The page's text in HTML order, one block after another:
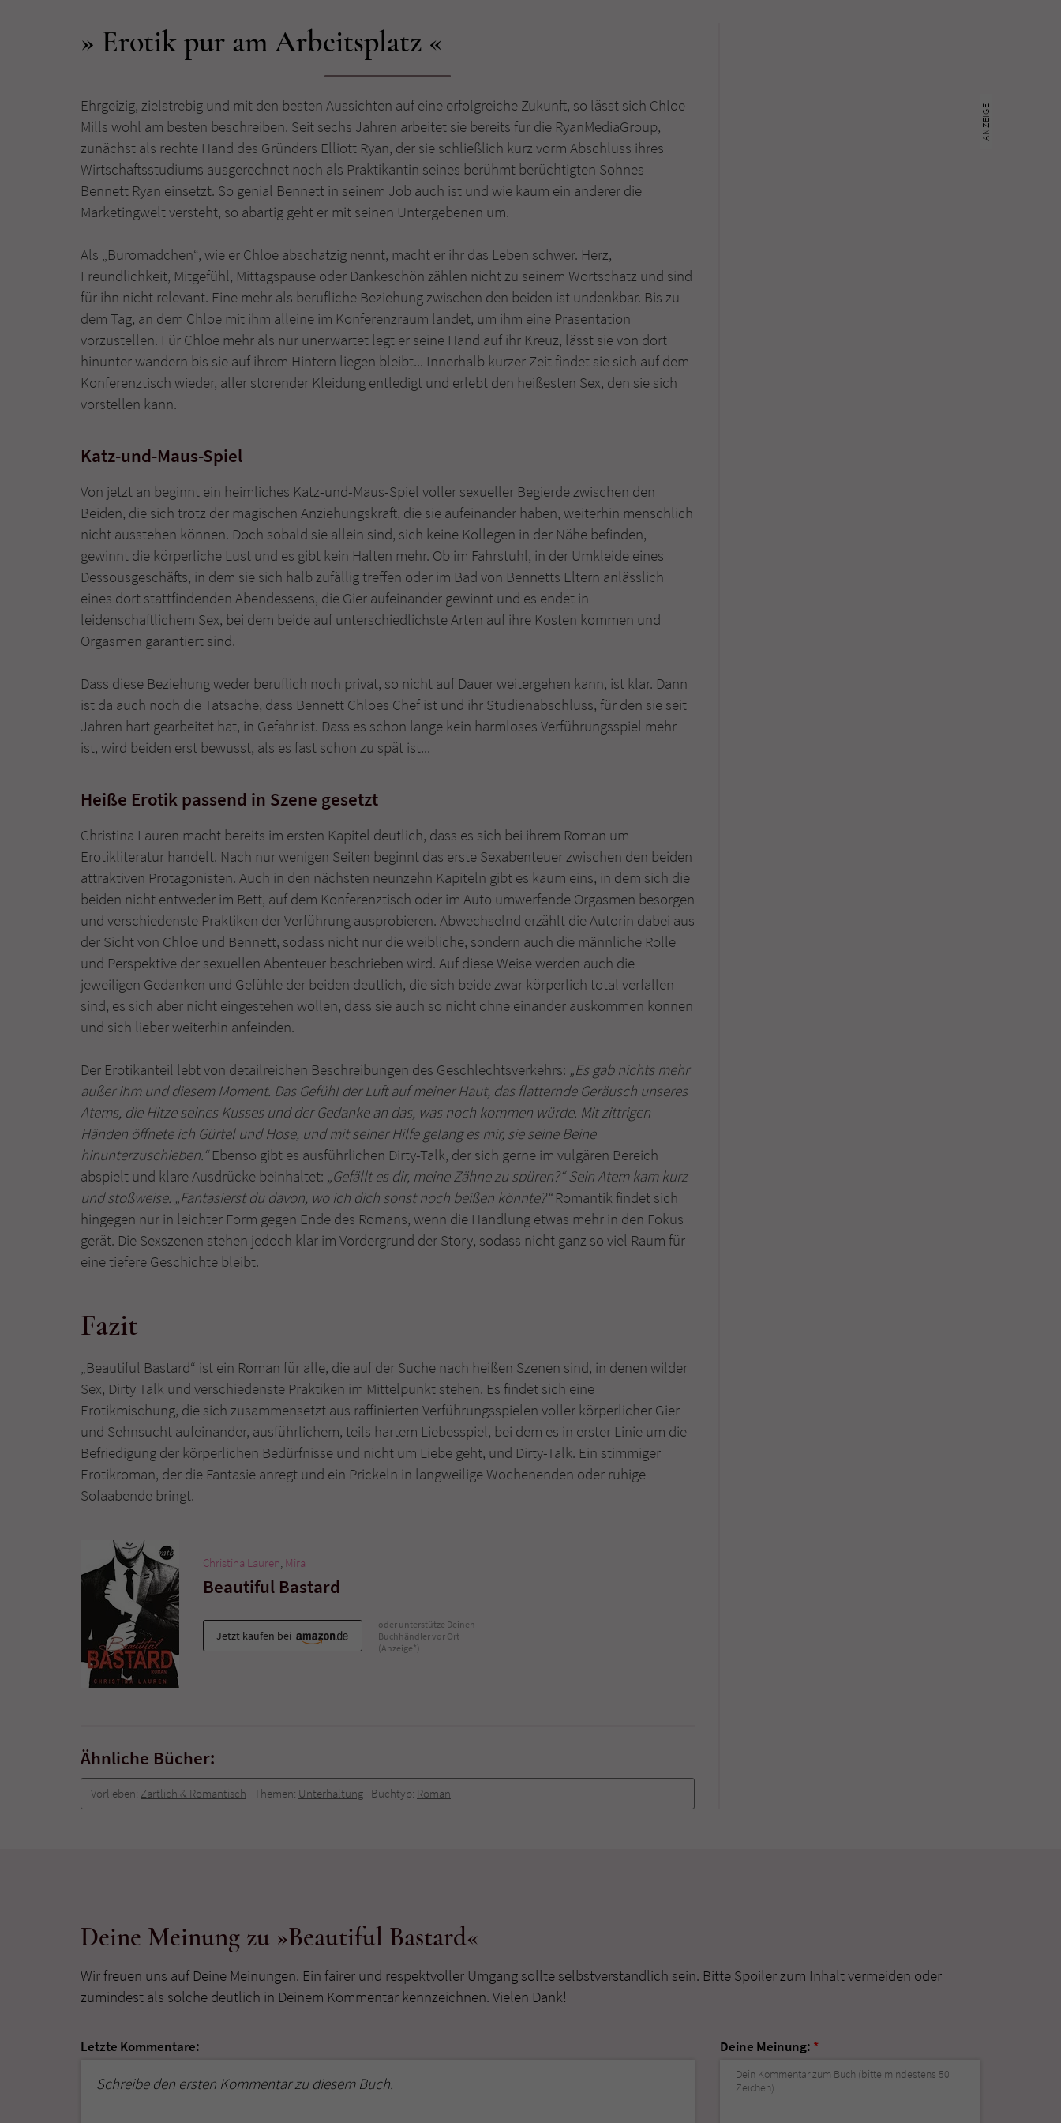
Erotik pur am Arbeitsplatz
Ehrgeizig, zielstrebig und mit den besten Aussichten auf eine erfolgreiche Zukunft, so lässt sich Chloe
Mills wohl am besten beschreiben. Seit sechs Jahren arbeitet sie bereits für die RyanMediaGroup,
zunächst als rechte Hand des Gründers Elliott Ryan, der sie schließlich kurz vorm Abschluss ihres
Wirtschaftsstudiums ausgerechnet noch als Praktikantin seines berühmt berüchtigten Sohnes
Bennett Ryan einsetzt. So genial Bennett in seinem Job auch ist und wie kaum ein anderer die
Marketingwelt versteht, so abartig geht er mit seinen Untergebenen um.
Als „Büromädchen“, wie er Chloe abschätzig nennt, macht er ihr das Leben schwer. Herz,
Freundlichkeit, Mitgefühl, Mittagspause oder Dankeschön zählen nicht zu seinem Wortschatz und sind
für ihn nicht relevant. Eine mehr als berufliche Beziehung zwischen den beiden ist undenkbar. Bis zu
dem Tag, an dem Chloe mit ihm alleine im Konferenzraum landet, um ihm eine Präsentation
vorzustellen. Für Chloe mehr als nur unerwartet legt er seine Hand auf ihr Kreuz, lässt sie von dort
hinunter wandern bis sie auf ihrem Hintern liegen bleibt... Innerhalb kurzer Zeit findet sie sich auf dem
Konferenztisch wieder, aller störender Kleidung entledigt und erlebt den heißesten Sex, den sie sich
vorstellen kann.
Katz-und-Maus-Spiel
Von jetzt an beginnt ein heimliches Katz-und-Maus-Spiel voller sexueller Begierde zwischen den
Beiden, die sich trotz der magischen Anziehungskraft, die sie aufeinander haben, weiterhin menschlich
nicht ausstehen können. Doch sobald sie allein sind, sich keine Kollegen in der Nähe befinden,
gewinnt die körperliche Lust und es gibt kein Halten mehr. Ob im Fahrstuhl, in der Umkleide eines
Dessousgeschäfts, in dem sie sich halb zufällig treffen oder im Bad von Bennetts Eltern anlässlich
eines dort stattfindenden Abendessens, die Gier aufeinander gewinnt und es endet in
leidenschaftlichem Sex, bei dem beide auf unterschiedlichste Arten auf ihre Kosten kommen und
Orgasmen garantiert sind.
Dass diese Beziehung weder beruflich noch privat, so nicht auf Dauer weitergehen kann, ist klar. Dann
ist da auch noch die Tatsache, dass Bennett Chloes Chef ist und ihr Studienabschluss, für den sie seit
Jahren hart gearbeitet hat, in Gefahr ist. Dass es schon lange kein harmloses Verführungsspiel mehr
ist, wird beiden erst bewusst, als es fast schon zu spät ist...
Heiße Erotik passend in Szene gesetzt
Christina Lauren macht bereits im ersten Kapitel deutlich, dass es sich bei ihrem Roman um
Erotikliteratur handelt. Nach nur wenigen Seiten beginnt das erste Sexabenteuer zwischen den beiden
attraktiven Protagonisten. Auch in den nächsten neunzehn Kapiteln gibt es kaum eins, in dem sich die
beiden nicht entweder im Bett, auf dem Konferenztisch oder im Auto umwerfende Orgasmen besorgen
und verschiedenste Praktiken der Verführung ausprobieren. Abwechselnd erzählt die Autorin dabei aus
der Sicht von Chloe und Bennett, sodass nicht nur die weibliche, sondern auch die männliche Rolle
und Perspektive der sexuellen Abenteuer beschrieben wird. Auf diese Weise werden auch die
jeweiligen Gedanken und Gefühle der beiden deutlich, die sich beide zwar körperlich total verfallen
sind, es sich aber nicht eingestehen wollen, dass sie auch so nicht ohne einander auskommen können
und sich lieber weiterhin anfeinden.
Der Erotikanteil lebt von detailreichen Beschreibungen des Geschlechtsverkehrs: „Es gab nichts mehr
außer ihm und diesem Moment. Das Gefühl der Luft auf meiner Haut, das flatternde Geräusch unseres
Atems, die Hitze seines Kusses und der Gedanke an das, was noch kommen würde. Mit zittrigen
Händen öffnete ich Gürtel und Hose, und mit seiner Hilfe gelang es mir, sie seine Beine
hinunterzuschieben.“Ebenso gibt es ausführlichen Dirty-Talk, der sich gerne im vulgären Bereich
abspielt und klare Ausdrücke beinhaltet: „Gefällt es dir, meine Zähne zu spüren?“ Sein Atem kam kurz
und stoßweise. „Fantasierst du davon, wo ich dich sonst noch beißen könnte?“Romantik findet sich
hingegen nur in leichter Form gegen Ende des Romans, wenn die Handlung etwas mehr in den Fokus
gerät. Die Sexszenen stehen jedoch klar im Vordergrund der Story, sodass nicht ganz so viel Raum für
eine tiefere Geschichte bleibt.
Fazit
„Beautiful Bastard“ ist ein Roman für alle, die auf der Suche nach heißen Szenen sind, in denen wilder
Sex, Dirty Talk und verschiedenste Praktiken im Mittelpunkt stehen. Es findet sich eine
Erotikmischung, die sich zusammensetzt aus raffinierten Verführungsspielen voller körperlicher Gier
und Sehnsucht aufeinander, ausführlichem, teils hartem Liebesspiel, bei dem es in erster Linie um die
Befriedigung der körperlichen Bedürfnisse und nicht um Liebe geht, und Dirty-Talk. Ein stimmiger
Erotikroman, der die Fantasie anregt und ein Prickeln in langweilige Wochenenden oder ruhige
Sofaabende bringt.
Christina Lauren, Mira
Beautiful Bastard
Jetzt kaufen bei
oder unterstütze Deinen
Buchhändler vor Ort
(Anzeige*)
Ähnliche Bücher:
Vorlieben: Zärtlich & Romantisch Themen: Unterhaltung Buchtyp: Roman
Deine Meinung zu »Beautiful Bastard«
Wir freuen uns auf Deine Meinungen. Ein fairer und respektvoller Umgang sollte selbstverständlich sein. Bitte Spoiler zum Inhalt vermeiden oder
zumindest als solche deutlich in Deinem Kommentar kennzeichnen. Vielen Dank!
Letzte Kommentare:
Schreibe den ersten Kommentar zu diesem Buch.
Deine Meinung: *
Name
Anbieter
Laufzeit 1 Jahr
Zweck Cookie für Kommentare einzelner Buchtitel
Name fe_typo_user
Laufzeit Session
Zweck
Dieses Cookie gewährleistet die Kommunikation der
Webseite mit dem Benutzer. Es wird benötigt um z. B.
den Sicherheitscode des Kontaktformulars zu
überprüfen.